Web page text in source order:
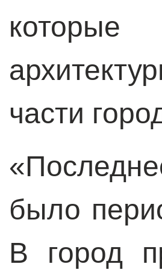
части
было
В город